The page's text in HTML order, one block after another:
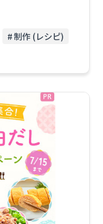
制作 (レシピ)